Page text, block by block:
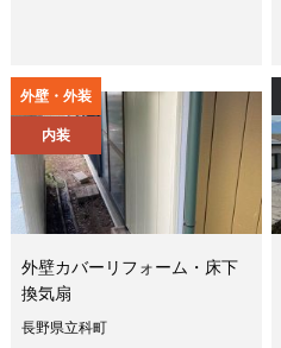
外壁・外装
内装
外壁カバーリフォーム・床下
換気扇
長野県立科町